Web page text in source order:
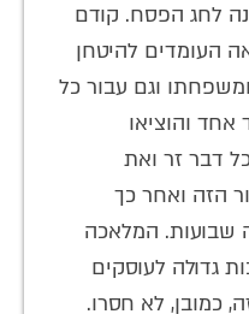
לחג הפסח. קודם
העומדים להיטחן
וגם עבור כל
אחד והוציאו
דבר זר ואת
הזה ואחר כך
שבועות. המלאכה
גדולה לעוסקים
כמובן, לא חסרו.